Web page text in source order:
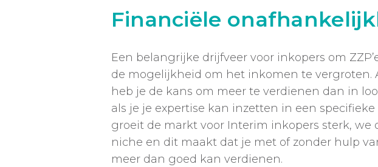
Financiële
Een belangrijke drijfveer voor inkopers om
de mogelijkheid om het inkomen te vergroten.
heb je de kans om meer te verdienen dan in
als je je expertise kan inzetten in een
groeit de markt voor Interim inkopers sterk, we
niche en dit maakt dat je met of zonder hulp
meer dan goed kan verdienen.